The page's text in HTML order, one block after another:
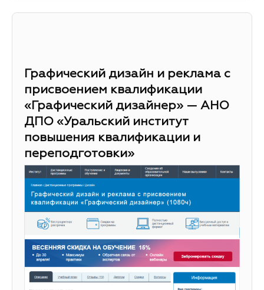
Графический дизайн и реклама с
присвоением квалификации
«Графический дизайнер» — АНО
ДПО «Уральский институт
повышения квалификации и
переподготовки»